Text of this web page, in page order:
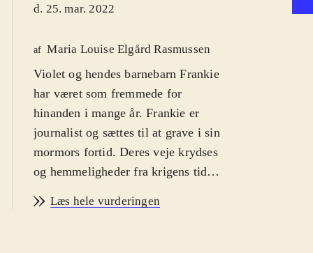
d. 25. mar. 2022
af Maria Louise Elgård Rasmussen
Violet og hendes barnebarn Frankie
har været som fremmede for
hinanden i mange år. Frankie er
journalist og sættes til at grave i sin
mormors fortid. Deres veje krydses
og hemmeligheder fra krigens tid
læsere af familiehistorier a la
Læs hele vurderingen